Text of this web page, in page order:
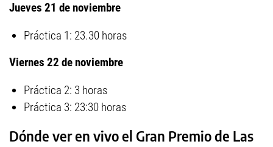
Jueves 21 de noviembre
Práctica 1: 23.30 horas
Viernes 22 de noviembre
Práctica 2: 3 horas
Práctica 3: 23:30 horas
Dónde ver en vivo el Gran Premio de Las